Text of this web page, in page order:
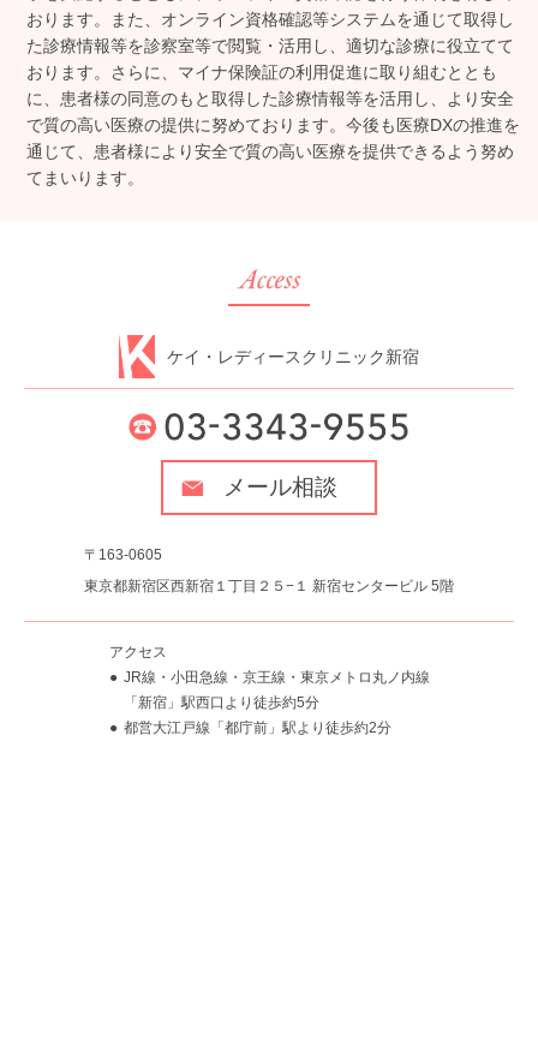
おります。また、オンライン資格確認等システムを通じて取得し
た診療情報等を診察室等で閲覧・活用し、適切な診療に役立てて
おります。さらに、マイナ保険証の利用促進に取り組むととも
に、患者様の同意のもと取得した診療情報等を活用し、より安全
で質の高い医療の提供に努めております。今後も医療DXの推進を
通じて、患者様により安全で質の高い医療を提供できるよう努め
てまいります。
ケイ・レディースクリニック新宿
メール相談
〒163-0605
東京都新宿区西新宿１丁目２５−１ 新宿センタービル 5階
アクセス
JR線・小田急線・京王線・東京メトロ丸ノ内線
「新宿」駅西口より徒歩約5分
都営大江戸線「都庁前」駅より徒歩約2分